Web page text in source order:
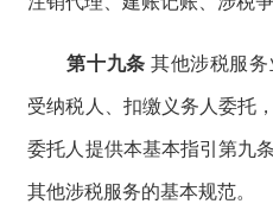
第十九条 其他涉税服
受纳税人、扣缴义务人委托
委托人提供本基本指引第九
其他涉税服务的基本规范。